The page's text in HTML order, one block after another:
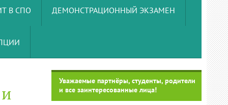
В СПО ДЕМОНСТРАЦИОННЫЙ ЭКЗАМЕН
Уважаемые партнёры, студенты, родители
и все заинтересованные лица!